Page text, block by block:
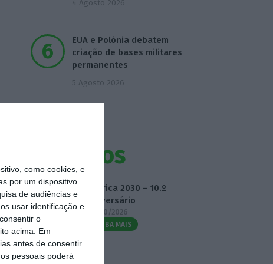
como cookies, e
por um dispositivo
de audiências e
usar identificação e
o
acima. Em
antes de consentir
pessoais poderá
4 Agosto 2026
EUA e Polónia debatem
criação de bases militares
permanentes
5 Agosto 2026
Eventos
Fábrica 2030 – 10.º
Aniversário
14/10/2026
SAIBA MAIS